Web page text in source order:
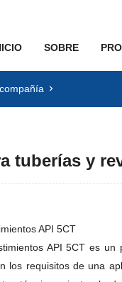
SOBRE
tuberías y
API 5CT
API 5CT es
los requisitos de una